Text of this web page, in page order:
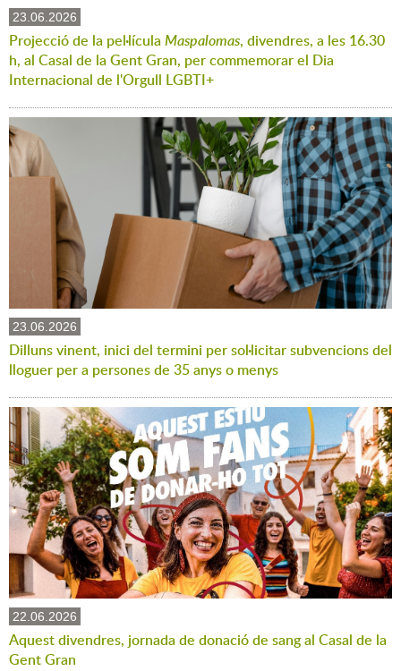
23.06.2026
Projecció de la pel·lícula Maspalomas, divendres, a les 16.30
h, al Casal de la Gent Gran, per commemorar el Dia
Internacional de l'Orgull LGBTI+
23.06.2026
Dilluns vinent, inici del termini per sol·licitar subvencions del
lloguer per a persones de 35 anys o menys
22.06.2026
Aquest divendres, jornada de donació de sang al Casal de la
Gent Gran